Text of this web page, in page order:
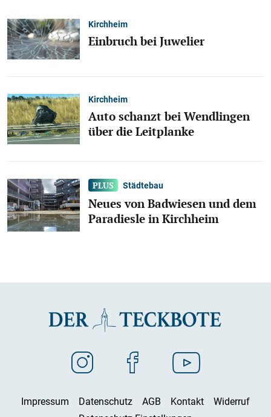
Kirchheim
Einbruch bei Juwelier
Kirchheim
Auto schanzt bei Wendlingen
über die Leitplanke
Städtebau
Neues von Badwiesen und dem
Paradiesle in Kirchheim
Impressum Datenschutz AGB Kontakt
Widerruf